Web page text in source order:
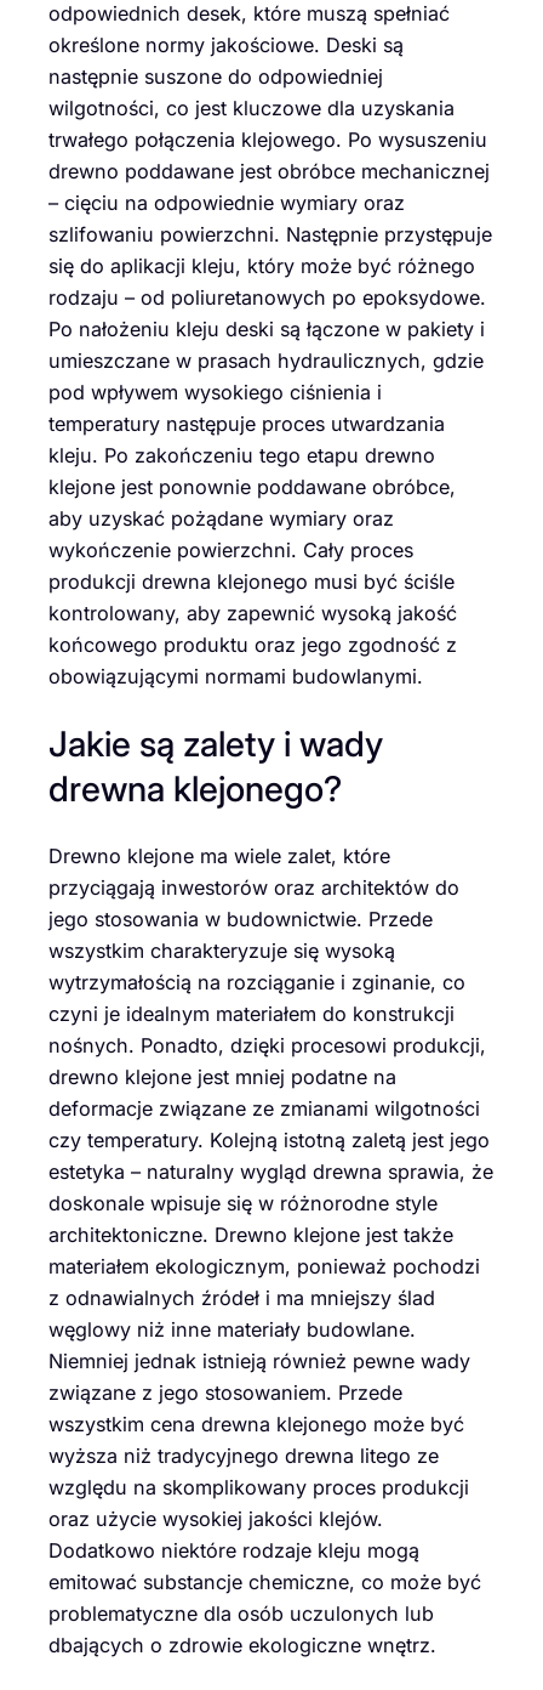
odpowiednich desek, które muszą spełniać
określone normy jakościowe. Deski są
następnie suszone do odpowiedniej
wilgotności, co jest kluczowe dla uzyskania
trwałego połączenia klejowego. Po wysuszeniu
drewno poddawane jest obróbce mechanicznej
– cięciu na odpowiednie wymiary oraz
szlifowaniu powierzchni. Następnie przystępuje
się do aplikacji kleju, który może być różnego
rodzaju – od poliuretanowych po epoksydowe.
Po nałożeniu kleju deski są łączone w pakiety i
umieszczane w prasach hydraulicznych, gdzie
pod wpływem wysokiego ciśnienia i
temperatury następuje proces utwardzania
kleju. Po zakończeniu tego etapu drewno
klejone jest ponownie poddawane obróbce,
aby uzyskać pożądane wymiary oraz
wykończenie powierzchni. Cały proces
produkcji drewna klejonego musi być ściśle
kontrolowany, aby zapewnić wysoką jakość
końcowego produktu oraz jego zgodność z
obowiązującymi normami budowlanymi.
Jakie są zalety i wady
drewna klejonego?
Drewno klejone ma wiele zalet, które
przyciągają inwestorów oraz architektów do
jego stosowania w budownictwie. Przede
wszystkim charakteryzuje się wysoką
wytrzymałością na rozciąganie i zginanie, co
czyni je idealnym materiałem do konstrukcji
nośnych. Ponadto, dzięki procesowi produkcji,
drewno klejone jest mniej podatne na
deformacje związane ze zmianami wilgotności
czy temperatury. Kolejną istotną zaletą jest jego
estetyka – naturalny wygląd drewna sprawia, że
doskonale wpisuje się w różnorodne style
architektoniczne. Drewno klejone jest także
materiałem ekologicznym, ponieważ pochodzi
z odnawialnych źródeł i ma mniejszy ślad
węglowy niż inne materiały budowlane.
Niemniej jednak istnieją również pewne wady
związane z jego stosowaniem. Przede
wszystkim cena drewna klejonego może być
wyższa niż tradycyjnego drewna litego ze
względu na skomplikowany proces produkcji
oraz użycie wysokiej jakości klejów.
Dodatkowo niektóre rodzaje kleju mogą
emitować substancje chemiczne, co może być
problematyczne dla osób uczulonych lub
dbających o zdrowie ekologiczne wnętrz.